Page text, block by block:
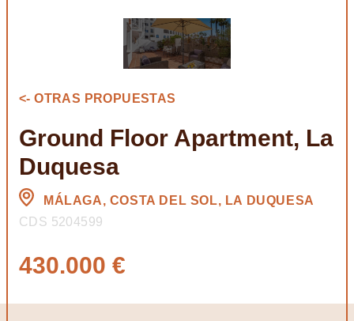
<- OTRAS PROPUESTAS
Ground Floor Apartment, La
Duquesa
MÁLAGA, COSTA DEL SOL, LA DUQUESA
CDS 5204599
430.000 €